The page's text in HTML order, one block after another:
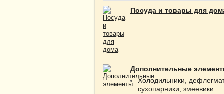
Посуда и товары для
Дополнительные
Холодильники,
сухопарники, змеевики